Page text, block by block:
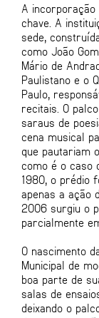
A
chave. A
sede,
como João
Mário de
Paulistano e o
Paulo,
recitais. O
saraus de
cena musical
que pautariam
como é o caso
1980, o prédio
apenas a ação
2006 surgiu o
parcialmente
O nascimento
Municipal de
boa parte de
salas de
deixando o